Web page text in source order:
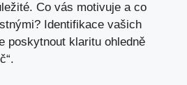
Co vás motivuje a co
Identifikace vašich
poskytnout klaritu ohledně